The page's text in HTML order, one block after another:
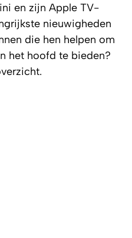
en zijn Apple TV-
nieuwigheden
die hen helpen om
het hoofd te bieden?